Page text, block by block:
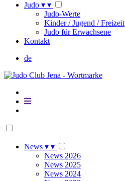
Judo ▾ ▾
Judo-Werte
Kinder / Jugend / Freizeit
Judo für Erwachsene
Kontakt
de
News ▾ ▾
News 2026
News 2025
News 2024